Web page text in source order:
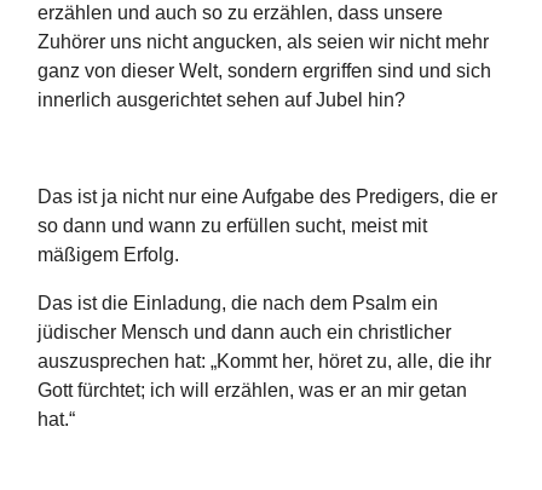
erzählen und auch so zu erzählen, dass unsere
Zuhörer uns nicht angucken, als seien wir nicht mehr
ganz von dieser Welt, sondern ergriffen sind und sich
innerlich ausgerichtet sehen auf Jubel hin?
Das ist ja nicht nur eine Aufgabe des Predigers, die er
so dann und wann zu erfüllen sucht, meist mit
mäßigem Erfolg.
Das ist die Einladung, die nach dem Psalm ein
jüdischer Mensch und dann auch ein christlicher
auszusprechen hat: „Kommt her, höret zu, alle, die ihr
Gott fürchtet; ich will erzählen, was er an mir getan
hat.“